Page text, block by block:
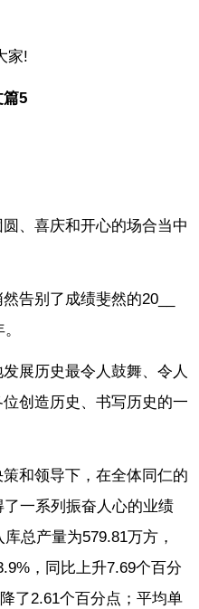
家!
篇5
、喜庆和开心的场合当中
告别了成绩斐然的20__
展历史最令人鼓舞、令人
创造历史、书写历史的一
和领导下，在全体同仁的
一系列振奋人心的业绩
总产量为579.81万方，
，同比上升7.69个百分
了2.61个百分点；平均单